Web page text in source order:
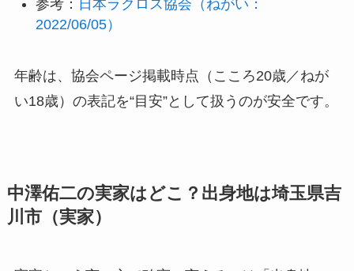
参考： 日本ラクロス協会（ねがい：
2022/06/05）
年齢は、協会ページ掲載時点（こころ20歳／ねが
い18歳）の表記を“目安”として扱うのが安全です。
中澤佑二の実家はどこ？出身地は埼玉県吉
川市（実家）